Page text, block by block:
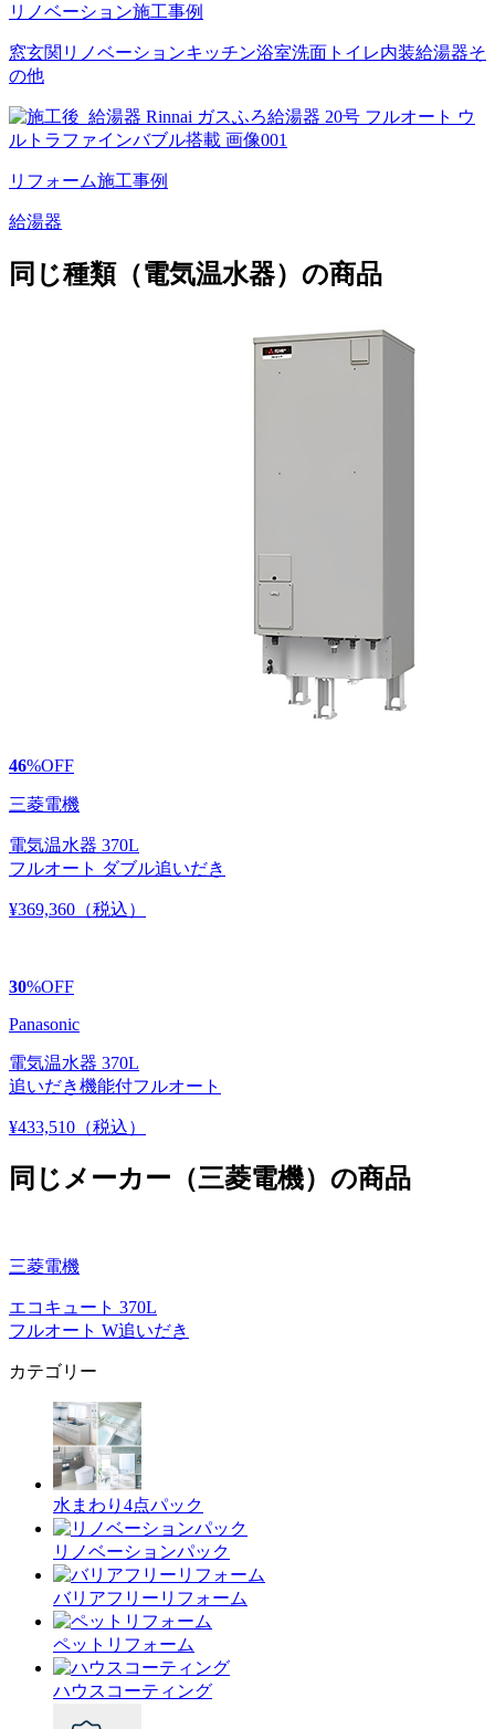
リノベーション施工事例
窓玄関 リノベーションキッチン浴室洗面 トイレ内装給湯器そ
の他
リフォーム施工事例
給湯器
同じ種類（電気温水器）の商品
46%OFF
三菱電機
電気温水器 370L
フルオート ダブル追いだき
¥369,360 （税込）
30%OFF
Panasonic
電気温水器 370L
追いだき機能付フルオート
¥433,510 （税込）
同じメーカー（三菱電機）の商品
三菱電機
エコキュート 370L
フルオート W追いだき
カテゴリー
水まわり4点パック
リノベーションパック
バリアフリーリフォーム
ペットリフォーム
ハウスコーティング